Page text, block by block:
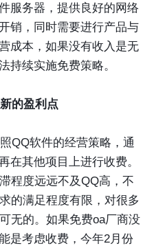
服务器，提供良好的网络
销，同时需要进行产品与
成本，如果没有收入是无
持续实施免费策略。
的盈利点
QQ软件的经营策略，通
在其他项目上进行收费。
程度远远不及QQ高，不
的满足程度有限，对很多
无的。如果免费oa厂商没
是考虑收费，今年2月份